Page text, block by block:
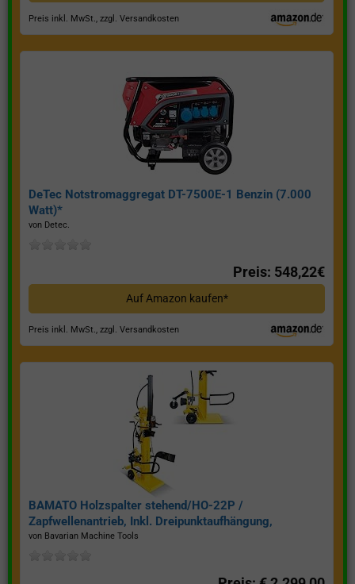
Preis inkl. MwSt., zzgl. Versandkosten
DeTec Notstromaggregat DT-7500E-1 Benzin (7.000
Watt)*
von Detec.
Preis: 548,22€
Auf Amazon kaufen*
Preis inkl. MwSt., zzgl. Versandkosten
BAMATO Holzspalter stehend/HO-22P /
Zapfwellenantrieb, Inkl. Dreipunktaufhängung,
Spaltkraft 22 Tonnen*
von Bavarian Machine Tools